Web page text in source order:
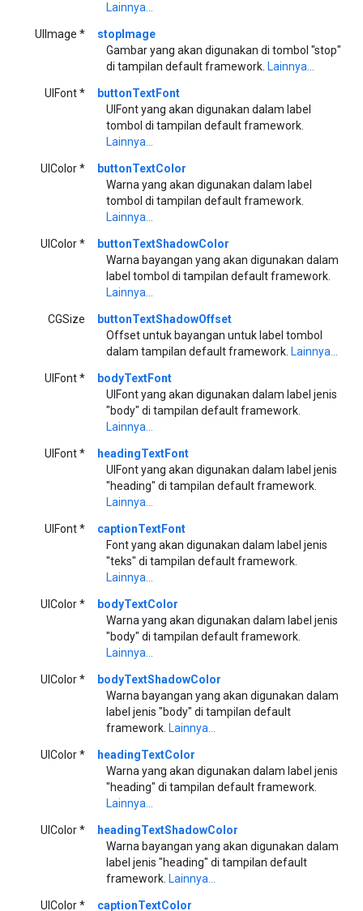
Lainnya...
UIImage *
stopImage
Gambar yang akan digunakan di tombol "stop"
di tampilan default framework. Lainnya...
UIFont *
buttonTextFont
UIFont yang akan digunakan dalam label
tombol di tampilan default framework.
Lainnya...
UIColor *
buttonTextColor
Warna yang akan digunakan dalam label
tombol di tampilan default framework.
Lainnya...
UIColor *
buttonTextShadowColor
Warna bayangan yang akan digunakan dalam
label tombol di tampilan default framework.
Lainnya...
CGSize
buttonTextShadowOffset
Offset untuk bayangan untuk label tombol
dalam tampilan default framework. Lainnya...
UIFont *
bodyTextFont
UIFont yang akan digunakan dalam label jenis
"body" di tampilan default framework.
Lainnya...
UIFont *
headingTextFont
UIFont yang akan digunakan dalam label jenis
"heading" di tampilan default framework.
Lainnya...
UIFont *
captionTextFont
Font yang akan digunakan dalam label jenis
"teks" di tampilan default framework.
Lainnya...
UIColor *
bodyTextColor
Warna yang akan digunakan dalam label jenis
"body" di tampilan default framework.
Lainnya...
UIColor *
bodyTextShadowColor
Warna bayangan yang akan digunakan dalam
label jenis "body" di tampilan default
framework. Lainnya...
UIColor *
headingTextColor
Warna yang akan digunakan dalam label jenis
"heading" di tampilan default framework.
Lainnya...
UIColor *
headingTextShadowColor
Warna bayangan yang akan digunakan dalam
label jenis "heading" di tampilan default
framework. Lainnya...
UIColor * captionTextColor